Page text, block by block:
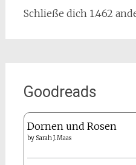
Schließe dich 1.462
Goodreads
Dornen und Rosen
by Sarah J. Maas